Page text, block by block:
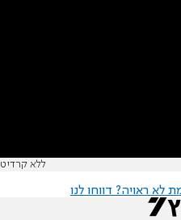
ללא קרדיט
לא ראויה? דווחו לנו